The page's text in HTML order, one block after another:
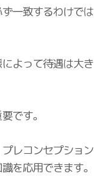
一致するわけでは
よって待遇は大き
です。
レコンセプション
を応用できます。